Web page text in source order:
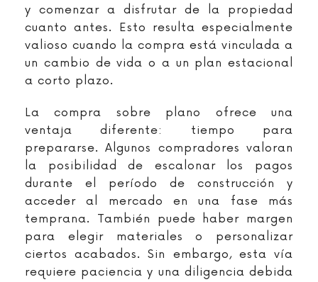
y comenzar a disfrutar de la propiedad
cuanto antes. Esto resulta especialmente
valioso cuando la compra está vinculada a
un cambio de vida o a un plan estacional
a corto plazo.
La compra sobre plano ofrece una
ventaja diferente: tiempo para
prepararse. Algunos compradores valoran
la posibilidad de escalonar los pagos
durante el período de construcción y
acceder al mercado en una fase más
temprana. También puede haber margen
para elegir materiales o personalizar
ciertos acabados. Sin embargo, esta vía
requiere paciencia y una diligencia debida